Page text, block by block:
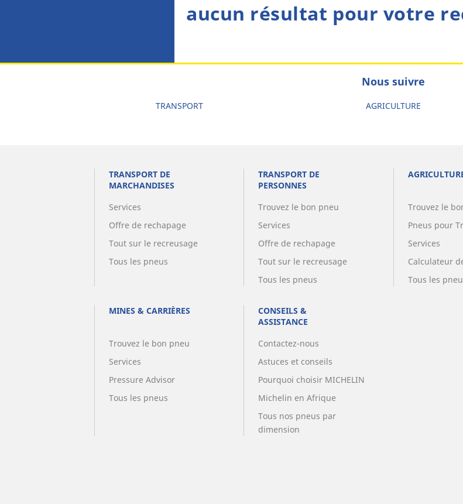
aucun résultat pour votre
Nous suivre
TRANSPORT AGRICULTURE
TRANSPORT DE
MARCHANDISES
Services
Offre de rechapage
Tout sur le recreusage
Tous les pneus
TRANSPORT DE
PERSONNES
Trouvez le bon pneu
Services
Offre de rechapage
Tout sur le recreusage
Tous les pneus
Trouvez le
Pneus pour
Services
Calculateur
Tous les
MINES & CARRIÈRES
Trouvez le bon pneu
Services
Pressure Advisor
Tous les pneus
CONSEILS &
ASSISTANCE
Contactez-nous
Astuces et conseils
Pourquoi choisir MICHELIN
Michelin en Afrique
Tous nos pneus par
dimension